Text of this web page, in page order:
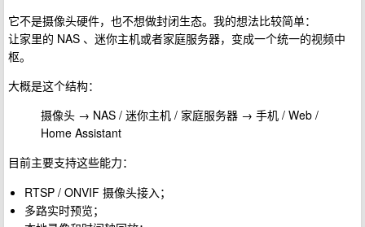
它不是摄像头硬件，也不想做封闭生态。我的想法比较简单：
让家里的 NAS 、迷你主机或者家庭服务器，变成一个统一的视频中
枢。
大概是这个结构：
摄像头 → NAS / 迷你主机 / 家庭服务器 → 手机 / Web /
Home Assistant
目前主要支持这些能力：
RTSP / ONVIF 摄像头接入；
多路实时预览；